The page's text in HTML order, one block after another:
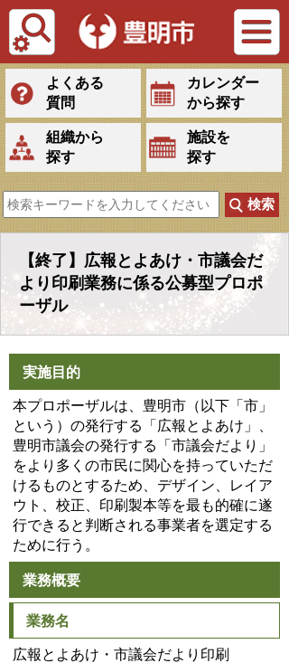
Tiếng Việt
よくある
質問
カレンダー
から探す
組織から
探す
施設を
探す
【終了】広報とよあけ・市議会だ
より印刷業務に係る公募型プロポ
ーザル
実施目的
本プロポーザルは、豊明市（以下「市」
という）の発行する「広報とよあけ」、
豊明市議会の発行する「市議会だより」
をより多くの市民に関心を持っていただ
けるものとするため、デザイン、レイア
ウト、校正、印刷製本等を最も的確に遂
行できると判断される事業者を選定する
ために行う。
業務概要
業務名
広報とよあけ・市議会だより印刷